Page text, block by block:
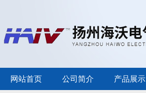
网站首页 公司简介 产品展示